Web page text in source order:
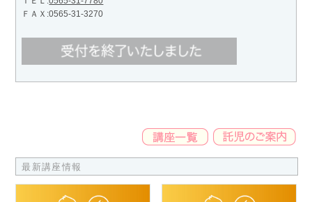
ＦＡＸ:0565-31-3270
最新講座情報